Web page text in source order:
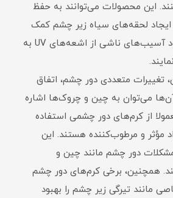
این محصولات می‌توانند به حفظ
ایجاد لحقه‌های سیاه زیر چشم کمک
کنند. همچنین از ورود آسیب‌های ناشی از اشعه‌های UV به
تغییرات متعددی دور چشم، اتفاق
می‌توان به چین و چروک‌ها اشاره
از کرم‌های دور چشمی استفاده
مؤثر و مرطوب‌کننده هستند. این
دور چشم مانند چین و
همچنین، برخی کرم‌های دور چشم
مانند تیرگی زیر چشم را بهبود